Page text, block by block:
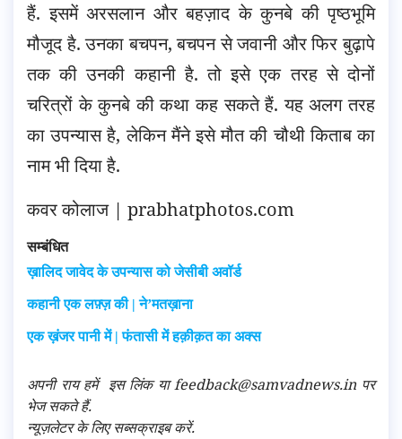
हैं. इसमें अरसलान और बहज़ाद के कुनबे की पृष्ठभूमि
मौजूद है. उनका बचपन, बचपन से जवानी और फिर बुढ़ापे
तक की उनकी कहानी है. तो इसे एक तरह से दोनों
चरित्रों के कुनबे की कथा कह सकते हैं. यह अलग तरह
का उपन्यास है, लेकिन मैंने इसे मौत की चौथी किताब का
नाम भी दिया है.
कवर कोलाज | prabhatphotos.com
सम्बंधित
ख़ालिद जावेद के उपन्यास को जेसीबी अवॉर्ड
कहानी एक लफ़्ज़ की | ने’मतख़ाना
एक ख़ंजर पानी में | फंतासी में हक़ीक़त का अक्स
अपनी राय हमें इस लिंक या feedback@samvadnews.in पर
भेज सकते हैं.
न्यूज़लेटर के लिए सब्सक्राइब करें.